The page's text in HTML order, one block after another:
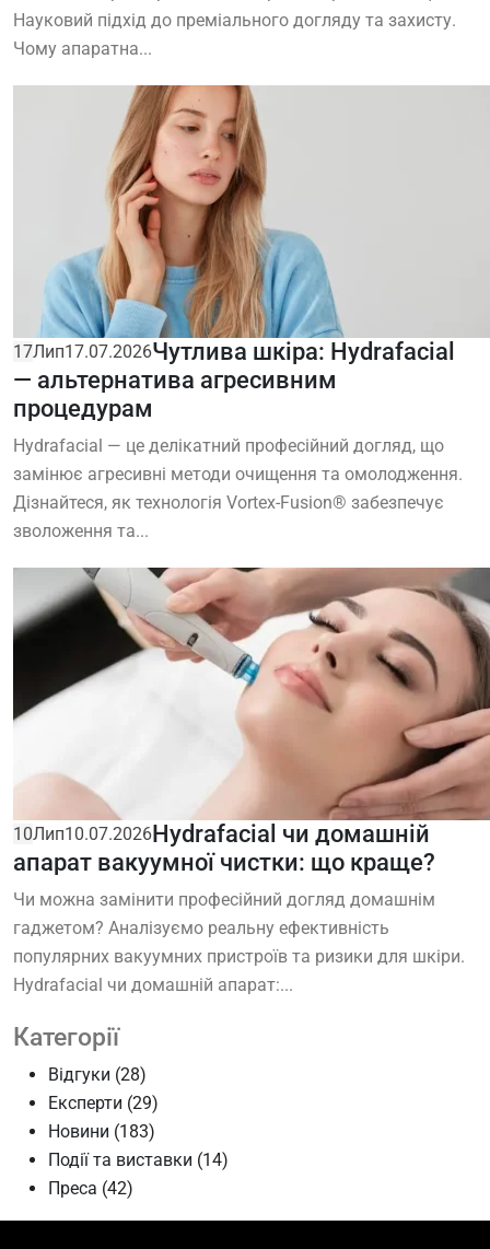
Науковий підхід до преміального догляду та захисту.
Чому апаратна...
17Лип17.07.2026Чутлива шкіра: Hydrafacial
— альтернатива агресивним
процедурам
Hydrafacial — це делікатний професійний догляд, що
замінює агресивні методи очищення та омолодження.
Дізнайтеся, як технологія Vortex-Fusion® забезпечує
зволоження та...
10Лип10.07.2026Hydrafacial чи домашній
апарат вакуумної чистки: що краще?
Чи можна замінити професійний догляд домашнім
гаджетом? Аналізуємо реальну ефективність
популярних вакуумних пристроїв та ризики для шкіри.
Hydrafacial чи домашній апарат:...
Категорії
Відгуки (28)
Експерти (29)
Новини (183)
Події та виставки (14)
Преса (42)